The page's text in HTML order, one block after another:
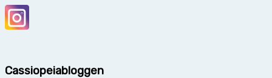
Cassiopeiabloggen